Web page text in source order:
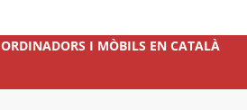
ORDINADORS I MÒBILS EN CATALÀ